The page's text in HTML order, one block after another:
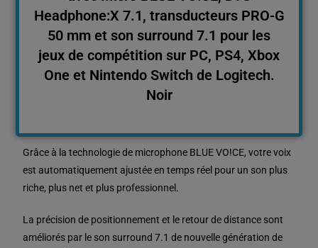
Headphone:X 7.1, transducteurs PRO-G
50 mm et son surround 7.1 pour les
jeux de compétition sur PC, PS4, Xbox
One et Nintendo Switch de Logitech.
Noir
Grâce à la technologie de microphone BLUE VO!CE, votre voix
est automatiquement ajustée en temps réel pour un son plus
riche, plus net et plus professionnel.
La précision de positionnement et le retour de distance sont
améliorés par le son surround 7.1 de nouvelle génération de